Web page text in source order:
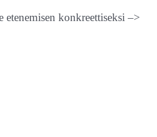
etenemisen konkreettiseksi –>